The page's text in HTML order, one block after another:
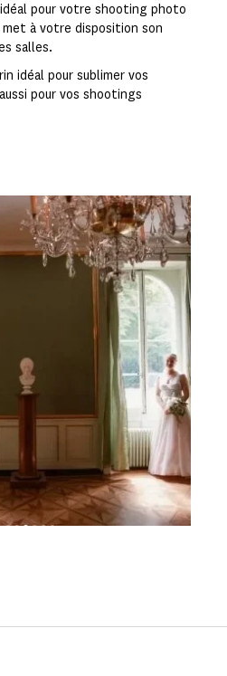
pour votre shooting photo
à votre disposition son
salles.
idéal pour sublimer vos
pour vos shootings